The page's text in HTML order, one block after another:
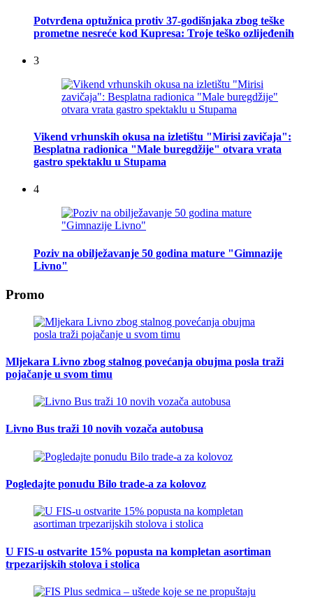
Potvrđena optužnica protiv 37-godišnjaka zbog teške
prometne nesreće kod Kupresa: Troje teško ozlijeđenih
3
Vikend vrhunskih okusa na izletištu "Mirisi zavičaja":
Besplatna radionica "Male buregdžije" otvara vrata
gastro spektaklu u Stupama
4
Poziv na obilježavanje 50 godina mature "Gimnazije
Livno"
Promo
Mljekara Livno zbog stalnog povećanja obujma posla traži
pojačanje u svom timu
Livno Bus traži 10 novih vozača autobusa
Pogledajte ponudu Bilo trade-a za kolovoz
U FIS-u ostvarite 15% popusta na kompletan asortiman
trpezarijskih stolova i stolica